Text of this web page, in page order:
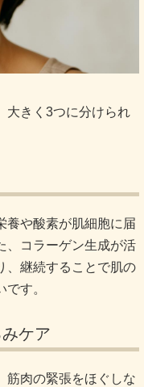
大きく3つに分けられ
養や酸素が肌細胞に届
、コラーゲン生成が活
、継続することで肌の
す。
ケア
筋肉の緊張をほぐしな